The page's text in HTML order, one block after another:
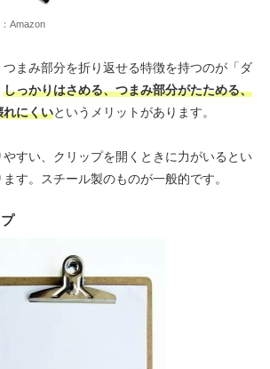
Amazon
まみ部分を折り返せる特徴を持つのが「ダ
しっかりはさめる、つまみ部分がたためる、
れにくいというメリットがあります。
すい、クリップを開くときに力がいるとい
す。スチール製のものが一般的です。